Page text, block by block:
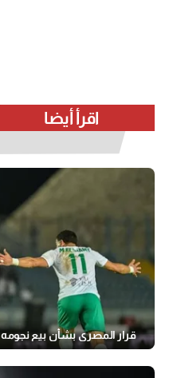
اقرأ أيضا
قرار المصري بشأن بيع نجومه